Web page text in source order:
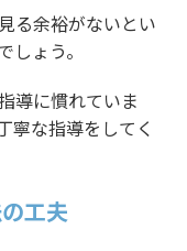
る余裕がないとい
ょう。
導に慣れていま
寧な指導をしてく
工夫